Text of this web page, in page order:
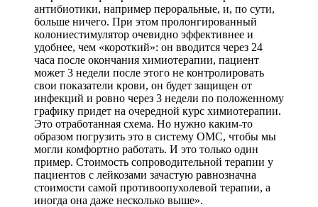
антибиотики, например пероральные, и, по сути,
больше ничего. При этом пролонгированный
колониестимулятор очевидно эффективнее и
удобнее, чем «короткий»: он вводится через 24
часа после окончания химиотерапии, пациент
может 3 недели после этого не контролировать
свои показатели крови, он будет защищен от
инфекций и ровно через 3 недели по положенному
графику придет на очередной курс химиотерапии.
Это отработанная схема. Но нужно каким-то
образом погрузить это в систему ОМС, чтобы мы
могли комфортно работать. И это только один
пример. Стоимость сопроводительной терапии у
пациентов с лейкозами зачастую равнозначна
стоимости самой противоопухолевой терапии, а
иногда она даже несколько выше».